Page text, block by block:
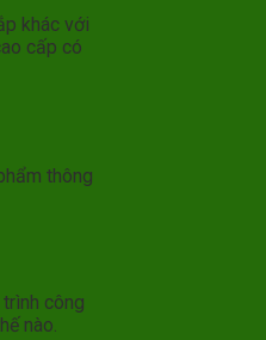
khác với
cấp có
thông
công
nào.